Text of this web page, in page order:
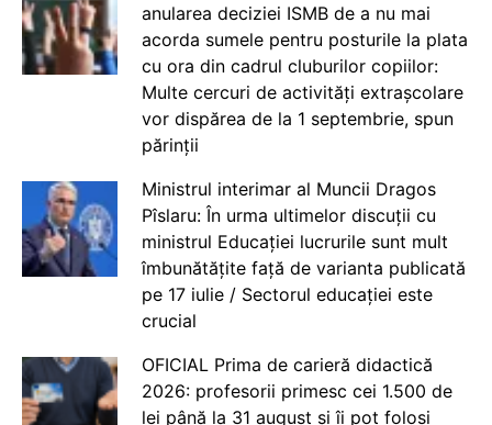
anularea deciziei ISMB de a nu mai
acorda sumele pentru posturile la plata
cu ora din cadrul cluburilor copiilor:
Multe cercuri de activități extrașcolare
vor dispărea de la 1 septembrie, spun
părinții
Ministrul interimar al Muncii Dragos
Pîslaru: În urma ultimelor discuții cu
ministrul Educației lucrurile sunt mult
îmbunătățite față de varianta publicată
pe 17 iulie / Sectorul educației este
crucial
OFICIAL Prima de carieră didactică
2026: profesorii primesc cei 1.500 de
lei până la 31 august și îi pot folosi